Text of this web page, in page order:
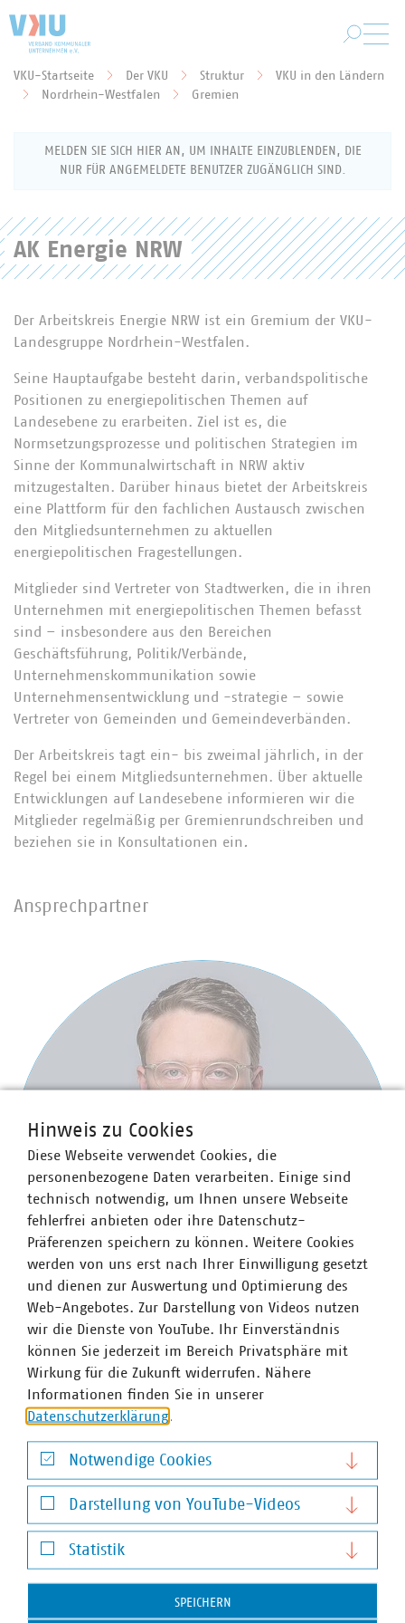
Sie befinden sich hier:
VKU-Startseite Der VKU Struktur
VKU in den Ländern
Nordrhein-Westfalen
Gremien
MELDEN SIE SICH HIER AN, UM INHALTE EINZUBLENDEN, DIE
NUR FÜR ANGEMELDETE BENUTZER ZUGÄNGLICH SIND.
Anmeldung als VKU-Mitglied
Adresse) und Ihr Passwort ein, um sich für den
Mitgliederbereich anzumelden.
Passwort
AK Energie NRW
Der Arbeitskreis Energie NRW ist ein Gremium der VKU-
Landesgruppe Nordrhein-Westfalen.
Seine Hauptaufgabe besteht darin, verbandspolitische
Positionen zu energiepolitischen Themen auf
Landesebene zu erarbeiten. Ziel ist es, die
Normsetzungsprozesse und politischen Strategien im
Sinne der Kommunalwirtschaft in NRW aktiv
mitzugestalten. Darüber hinaus bietet der Arbeitskreis
eine Plattform für den fachlichen Austausch zwischen
den Mitgliedsunternehmen zu aktuellen
energiepolitischen Fragestellungen.
Mitglieder sind Vertreter von Stadtwerken, die in ihren
Unternehmen mit energiepolitischen Themen befasst
sind – insbesondere aus den Bereichen
Geschäftsführung, Politik/Verbände,
Unternehmenskommunikation sowie
Unternehmensentwicklung und -strategie – sowie
Vertreter von Gemeinden und Gemeindeverbänden.
Der Arbeitskreis tagt ein- bis zweimal jährlich, in der
Regel bei einem Mitgliedsunternehmen. Über aktuelle
Entwicklungen auf Landesebene informieren wir die
Mitglieder regelmäßig per Gremienrundschreiben und
beziehen sie in Konsultationen ein .
Ansprechpartner
Dr. Jürgen Kruse
Stv. Geschäftsführer
+49 211 159243-13
kruse(at)vku(dot)de
Sitzungen
Die 11. Sitzung findet statt am 16.07.2026 in Aachen
Hinweis zu Cookies
Diese Webseite verwendet Cookies, die
personenbezogene Daten verarbeiten. Einige sind
technisch notwendig, um Ihnen unsere Webseite
fehlerfrei anbieten oder ihre Datenschutz-
Präferenzen speichern zu können. Weitere Cookies
werden von uns erst nach Ihrer Einwilligung gesetzt
und dienen zur Auswertung und Optimierung des
Web-Angebotes. Zur Darstellung von Videos nutzen
wir die Dienste von YouTube. Ihr Einverständnis
können Sie jederzeit im Bereich Privatsphäre mit
Wirkung für die Zukunft widerrufen. Nähere
Informationen finden Sie in unserer
Datenschutzerklärung
Notwendige Cookies
Notwendige Cookies
Darstellung von YouTube-Videos
Darstellung von YouTube-Videos
Statistik
Statistik
SPEICHERN